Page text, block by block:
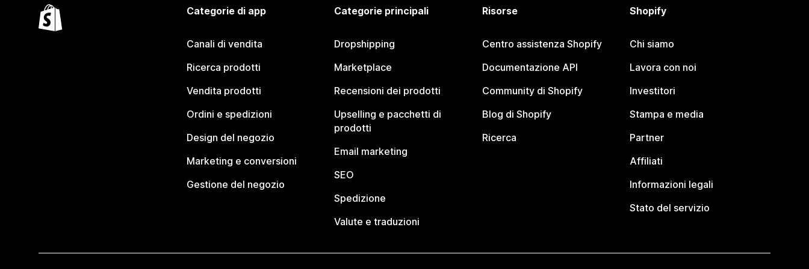
Categorie di app
Canali di vendita
Ricerca prodotti
Vendita prodotti
Ordini e spedizioni
Design del negozio
Marketing e conversioni
Gestione del negozio
Categorie principali
Dropshipping
Marketplace
Recensioni dei prodotti
Upselling e pacchetti di
prodotti
Email marketing
SEO
Spedizione
Valute e traduzioni
Risorse
Centro assistenza Shopify
Documentazione API
Community di Shopify
Blog di Shopify
Ricerca
Shopify
Chi siamo
Lavora con noi
Investitori
Stampa e media
Partner
Affiliati
Informazioni legali
Stato del servizio